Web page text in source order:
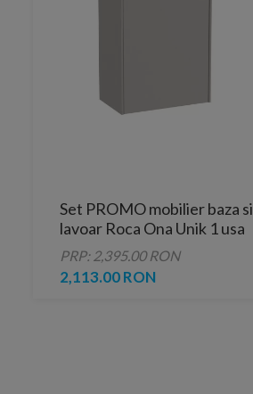
Set PROMO mobilier baza si
lavoar Roca Ona Unik 1 usa
45x26 cm gri mat
PRP: 2,395.00 RON
2,113.00 RON